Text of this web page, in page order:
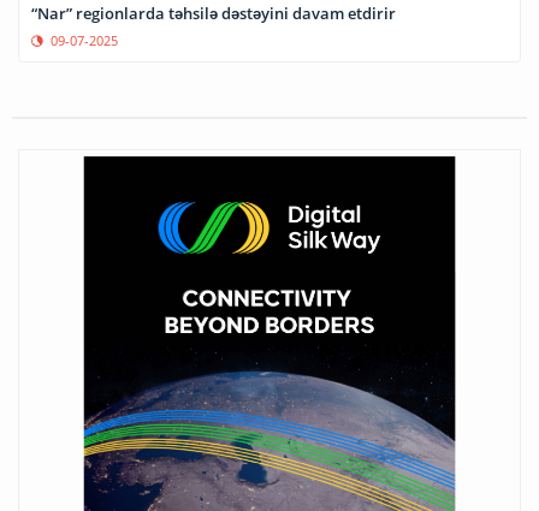
“Nar” regionlarda təhsilə dəstəyini davam etdirir
09-07-2025